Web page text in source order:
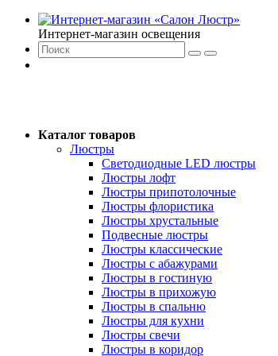
Интернет-магазин освещения
Каталог товаров
Люстры
Светодиодные LED люстры
Люстры лофт
Люстры припотолочные
Люстры флористика
Люстры хрустальные
Подвесные люстры
Люстры классические
Люстры с абажурами
Люстры в гостиную
Люстры в прихожую
Люстры в спальню
Люстры для кухни
Люстры свечи
Люстры в коридор